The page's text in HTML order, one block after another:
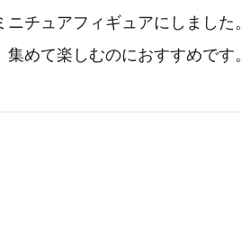
チュアフィギュアにしました
めて楽しむのにおすすめです。